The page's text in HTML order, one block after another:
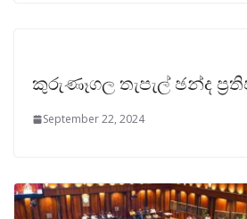
කුරුණෑගල තැපැල් ඡන්ද
September 22, 2024